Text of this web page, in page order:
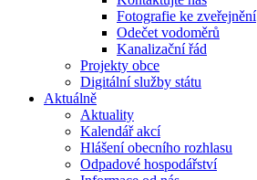
Fotografie ke zveřejnění
Odečet vodoměrů
Kanalizační řád
Projekty obce
Digitální služby státu
Aktuálně
Aktuality
Kalendář akcí
Hlášení obecního rozhlasu
Odpadové hospodářství